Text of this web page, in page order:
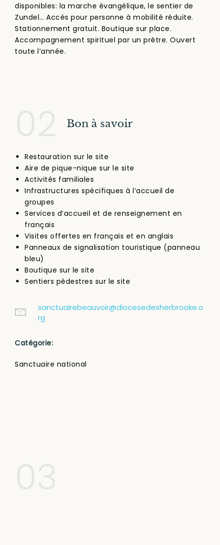
disponibles: la marche évangélique, le sentier de
Zundel… Accès pour personne à mobilité réduite.
Stationnement gratuit. Boutique sur place.
Accompagnement spirituel par un prêtre. Ouvert
toute l’année.
Bon à savoir
Restauration sur le site
Aire de pique-nique sur le site
Activités familiales
Infrastructures spécifiques à l’accueil de
groupes
Services d’accueil et de renseignement en
français
Visites offertes en français et en anglais
Panneaux de signalisation touristique (panneau
bleu)
Boutique sur le site
Sentiers pédestres sur le site
sanctuairebeauvoir@diocesedesherbrooke.o
rg
Catégorie:
Sanctuaire national